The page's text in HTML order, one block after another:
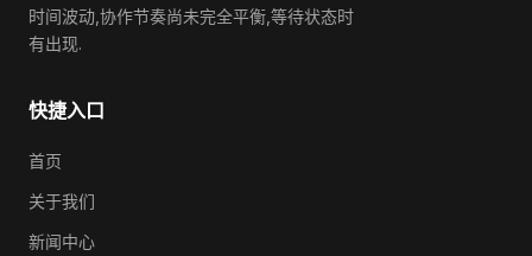
时间波动,协作节奏尚未完全平衡,等待状态时
有出现.
快捷入口
首页
关于我们
新闻中心